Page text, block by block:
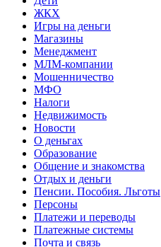
ЖКХ
Игры на деньги
Магазины
Менеджмент
МЛМ-компании
Мошенничество
МФО
Налоги
Недвижимость
Новости
О деньгах
Образование
Общение и знакомства
Отдых и деньги
Пенсии. Пособия. Льготы
Персоны
Платежи и переводы
Платежные системы
Почта и связь